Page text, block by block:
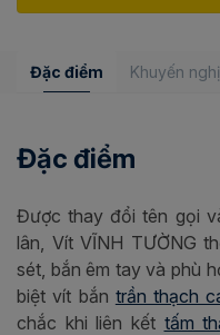
Đặc điểm Khuyến nghị
Đặc điểm
Được thay đổi tên gọi
lân, Vít VĨNH TƯỜNG
sét, bắn êm tay và phù
biệt vít bắn trần thạch
chắc khi liên kết tấm